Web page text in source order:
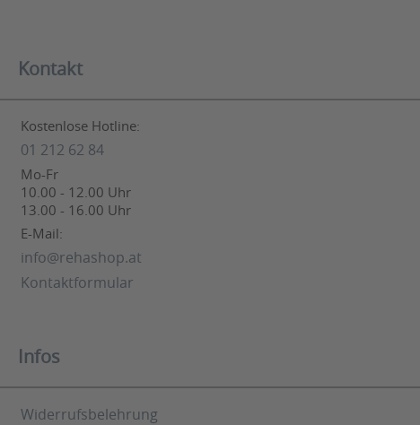
Kontakt
Kostenlose Hotline:
01 212 62 84
Mo-Fr
10.00 - 12.00 Uhr
13.00 - 16.00 Uhr
E-Mail:
info@rehashop.at
Kontaktformular
Infos
Widerrufsbelehrung